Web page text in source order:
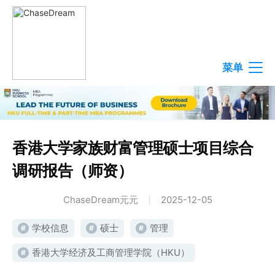
菜单
香港大学家族财富管理硕士项目综合
调研报告（师资）
ChaseDream元元 2025-12-05
# 学校信息 # 硕士 # 管理
# 香港大学经济及工商管理学院（HKU）